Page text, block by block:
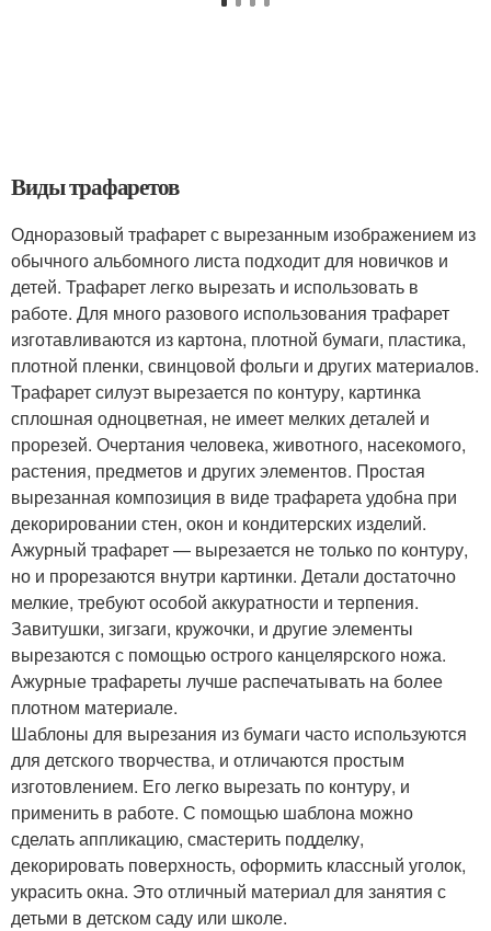
Виды трафаретов
Одноразовый трафарет с вырезанным изображением из
обычного альбомного листа подходит для новичков и
детей. Трафарет легко вырезать и использовать в
работе. Для много разового использования трафарет
изготавливаются из картона, плотной бумаги, пластика,
плотной пленки, свинцовой фольги и других материалов.
Трафарет силуэт вырезается по контуру, картинка
сплошная одноцветная, не имеет мелких деталей и
прорезей. Очертания человека, животного, насекомого,
растения, предметов и других элементов. Простая
вырезанная композиция в виде трафарета удобна при
декорировании стен, окон и кондитерских изделий.
Ажурный трафарет — вырезается не только по контуру,
но и прорезаются внутри картинки. Детали достаточно
мелкие, требуют особой аккуратности и терпения.
Завитушки, зигзаги, кружочки, и другие элементы
вырезаются с помощью острого канцелярского ножа.
Ажурные трафареты лучше распечатывать на более
плотном материале.
Шаблоны для вырезания из бумаги часто используются
для детского творчества, и отличаются простым
изготовлением. Его легко вырезать по контуру, и
применить в работе. С помощью шаблона можно
сделать аппликацию, смастерить подделку,
декорировать поверхность, оформить классный уголок,
украсить окна. Это отличный материал для занятия с
детьми в детском саду или школе.